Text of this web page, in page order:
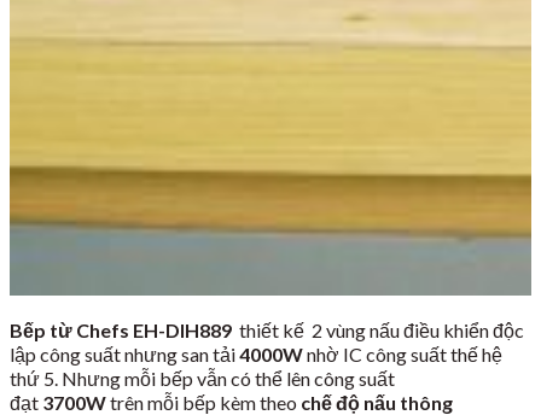
Bếp từ Chefs EH-DIH889 thiết kế 2 vùng nấu điều khiển độc
lập công suất nhưng san tải4000Wnhờ IC công suất thế hệ
thứ 5. Nhưng mỗi bếp vẫn có thể lên công suất
đạt 3700Wtrên mỗi bếp kèm theo chế độ nấu thông